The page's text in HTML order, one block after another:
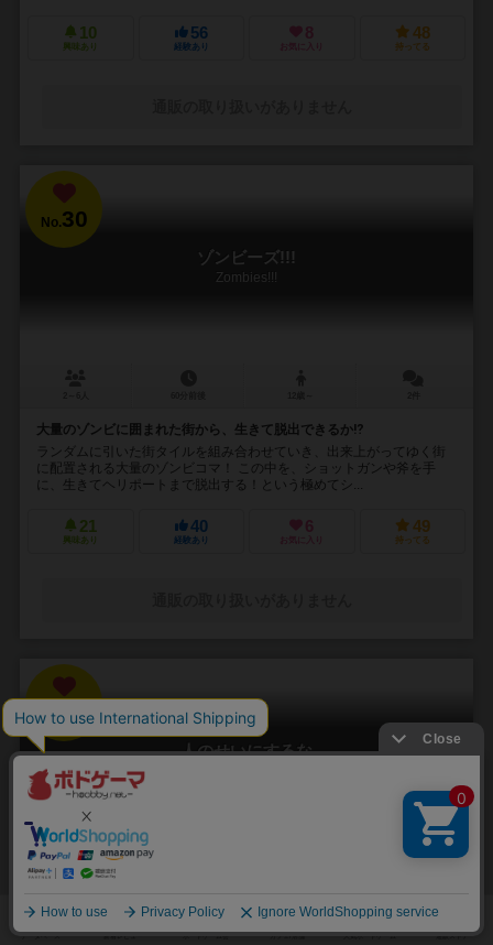
10
興味あり
56
経験あり
8
お気に入り
48
持ってる
No.30
ゾンビーズ!!!
Zombies!!!
大量のゾンビに囲まれた街から、生きて脱出できるか⁉︎
ランダムに引いた街タイルを組み合わせていき、出来上がってゆく街
に配置される大量のゾンビコマ！ この中を、ショットガンや斧を手
に、生きてヘリポートまで脱出する！という極めてシ...
21
興味あり
40
経験あり
6
お気に入り
49
持ってる
No.31
人のせいにするな